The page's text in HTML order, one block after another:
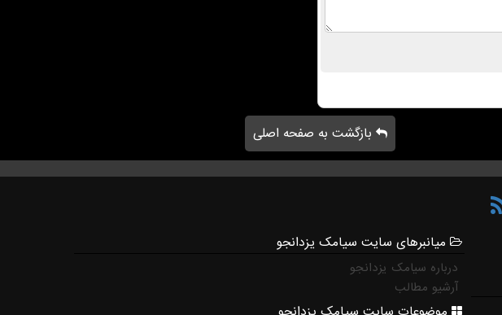
بازگشت به صفحه اصلی
میانبرهای سایت سیامک یزدانجو
درباره سیامک یزدانجو
آرشیو مطالب